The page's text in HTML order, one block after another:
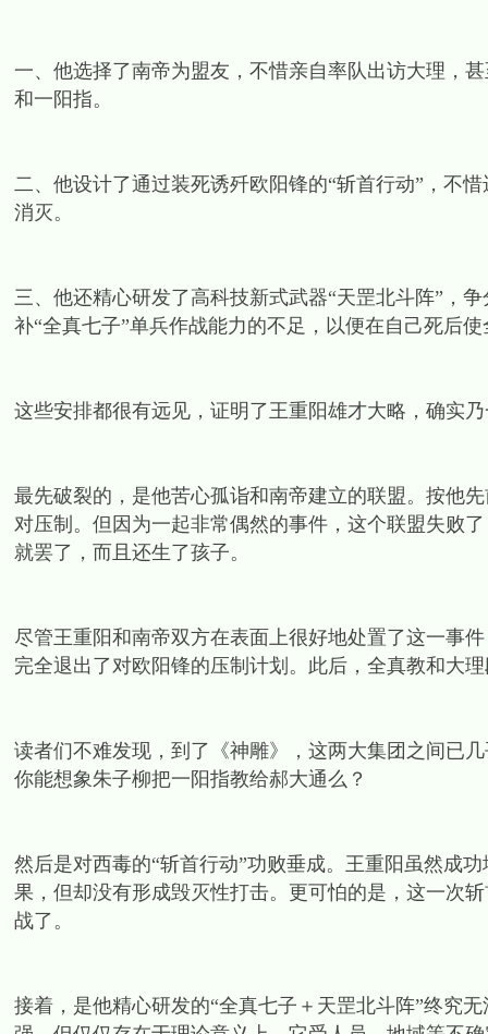
一、他选择了南帝为盟友，不惜亲自率队出访大理，
和一阳指。
二、他设计了通过装死诱歼欧阳锋的“斩首行动”，不
消灭。
三、他还精心研发了高科技新式武器“天罡北斗阵”，
补“全真七子”单兵作战能力的不足，以便在自己死后
这些安排都很有远见，证明了王重阳雄才大略，确实
最先破裂的，是他苦心孤诣和南帝建立的联盟。按他
对压制。但因为一起非常偶然的事件，这个联盟失败
就罢了，而且还生了孩子。
尽管王重阳和南帝双方在表面上很好地处置了这一事
完全退出了对欧阳锋的压制计划。此后，全真教和大
读者们不难发现，到了《神雕》，这两大集团之间已
你能想象朱子柳把一阳指教给郝大通么？
然后是对西毒的“斩首行动”功败垂成。王重阳虽然成
果，但却没有形成毁灭性打击。更可怕的是，这一次
战了。
接着，是他精心研发的“全真七子＋天罡北斗阵”终究